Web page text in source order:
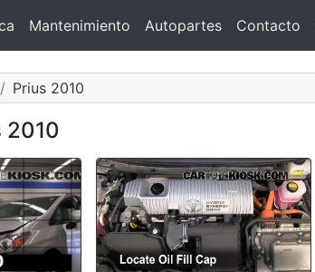
Mantenimiento Autopartes Contacto
Prius 2010
2010